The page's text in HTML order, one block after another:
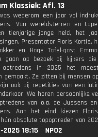
Klassiek: Afl. 13
wederom een jaar vol
Van wereldsterren en
tienjarige jonge held, het
Presentator Floris Kortie,
en Hoge Tafel-gast
gaan op bezoek bij kijkers
optredens in 2025 het
gemaakt. Ze zitten bij mensen
ook bij repetities van een
We horen persoonlijke
van o.a. de Jussens
Aan het eind kiezen
hún absolute topoptreden van
2025 18:15
NPO2